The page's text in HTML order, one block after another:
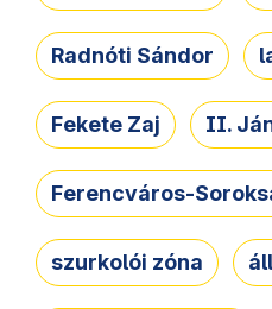
Radnóti Sándor
Fekete Zaj II.
Ferencváros-
szurkolói zóna